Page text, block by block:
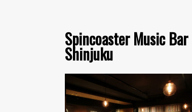
Spincoaster Music Bar
Shinjuku